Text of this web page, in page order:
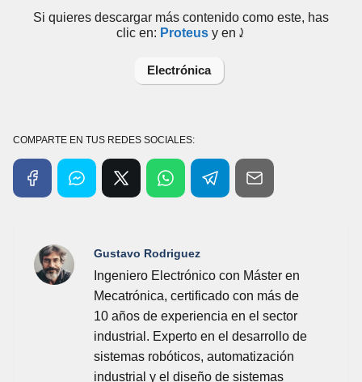
Si quieres descargar más contenido como este, has
clic en: Proteusy en⤸
Electrónica
COMPARTE EN TUS REDES SOCIALES:
Gustavo Rodriguez
Ingeniero Electrónico con Máster en
Mecatrónica, certificado con más de
10 años de experiencia en el sector
industrial. Experto en el desarrollo de
sistemas robóticos, automatización
industrial y el diseño de sistemas